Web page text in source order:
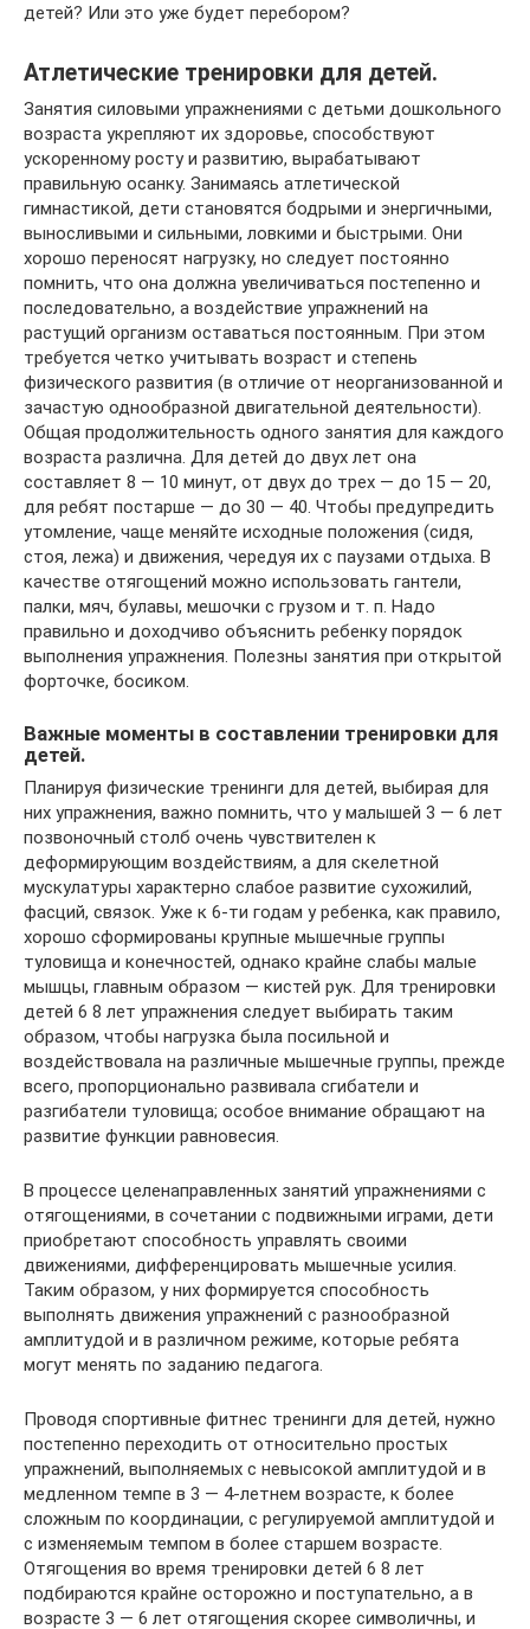
детей? Или это уже будет перебором?
Атлетические тренировки для детей.
Занятия силовыми упражнениями с детьми дошкольного
возраста укрепляют их здоровье, способствуют
ускоренному росту и развитию, вырабатывают
правильную осанку. Занимаясь атлетической
гимнастикой, дети становятся бодрыми и энергичными,
выносливыми и сильными, ловкими и быстрыми. Они
хорошо переносят нагрузку, но следует постоянно
помнить, что она должна увеличиваться постепенно и
последовательно, а воздействие упражнений на
растущий организм оставаться постоянным. При этом
требуется четко учитывать возраст и степень
физического развития (в отличие от неорганизованной и
зачастую однообразной двигательной деятельности).
Общая продолжительность одного занятия для каждого
возраста различна. Для детей до двух лет она
составляет 8 — 10 минут, от двух до трех — до 15 — 20,
для ребят постарше — до 30 — 40. Чтобы предупредить
утомление, чаще меняйте исходные положения (сидя,
стоя, лежа) и движения, чередуя их с паузами отдыха. В
качестве отягощений можно использовать гантели,
палки, мяч, булавы, мешочки с грузом и т. п. Надо
правильно и доходчиво объяснить ребенку порядок
выполнения упражнения. Полезны занятия при открытой
форточке, босиком.
Важные моменты в составлении тренировки для
детей.
Планируя физические тренинги для детей, выбирая для
них упражнения, важно помнить, что у малышей 3 — 6 лет
позвоночный столб очень чувствителен к
деформирующим воздействиям, а для скелетной
мускулатуры характерно слабое развитие сухожилий,
фасций, связок. Уже к 6-ти годам у ребенка, как правило,
хорошо сформированы крупные мышечные группы
туловища и конечностей, однако крайне слабы малые
мышцы, главным образом — кистей рук. Для тренировки
детей 6 8 лет упражнения следует выбирать таким
образом, чтобы нагрузка была посильной и
воздействовала на различные мышечные группы, прежде
всего, пропорционально развивала сгибатели и
разгибатели туловища; особое внимание обращают на
развитие функции равновесия.
В процессе целенаправленных занятий упражнениями с
отягощениями, в сочетании с подвижными играми, дети
приобретают способность управлять своими
движениями, дифференцировать мышечные усилия.
Таким образом, у них формируется способность
выполнять движения упражнений с разнообразной
амплитудой и в различном режиме, которые ребята
могут менять по заданию педагога.
Проводя спортивные фитнес тренинги для детей, нужно
постепенно переходить от относительно простых
упражнений, выполняемых с невысокой амплитудой и в
медленном темпе в 3 — 4-летнем возрасте, к более
сложным по координации, с регулируемой амплитудой и
с изменяемым темпом в более старшем возрасте.
Отягощения во время тренировки детей 6 8 лет
подбираются крайне осторожно и поступательно, а в
возрасте 3 — 6 лет отягощения скорее символичны, и